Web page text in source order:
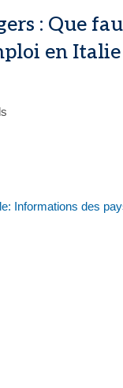
: Que
en Italie
Informations des